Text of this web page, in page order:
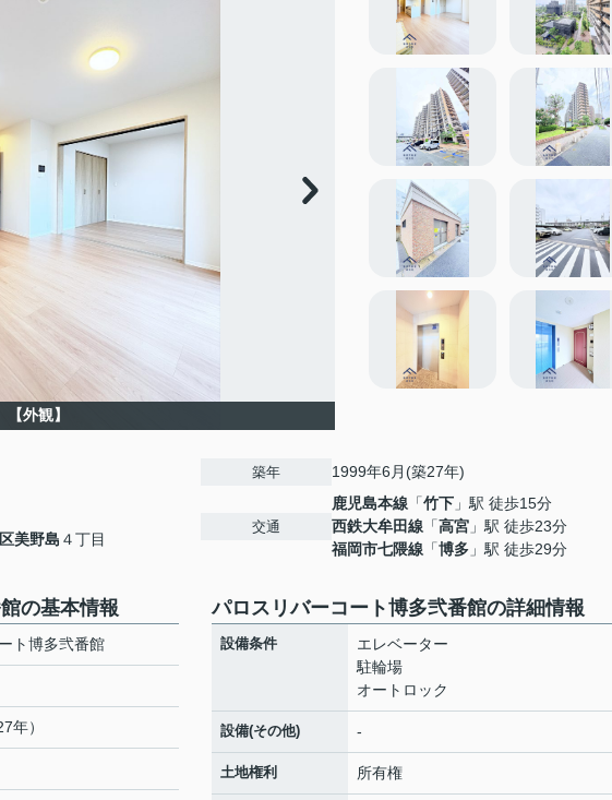
【外観】
美野島 ４丁目
築年 1999年6月(築27年)
交通
鹿児島本線 「竹下 」駅 徒歩15分
西鉄大牟田線 「高宮 」駅 徒歩23分
福岡市七隈線 「博多 」駅 徒歩29分
の基本情報
ト博多弐番館
年）
パロスリバーコート博多弐番館の詳細情報
設備条件
エレベーター
駐輪場
オートロック
設備(その他) -
土地権利 所有権